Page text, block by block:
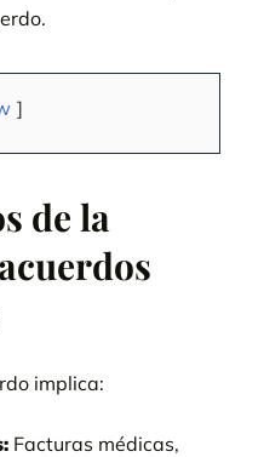
de la
implica:
Facturas médicas,